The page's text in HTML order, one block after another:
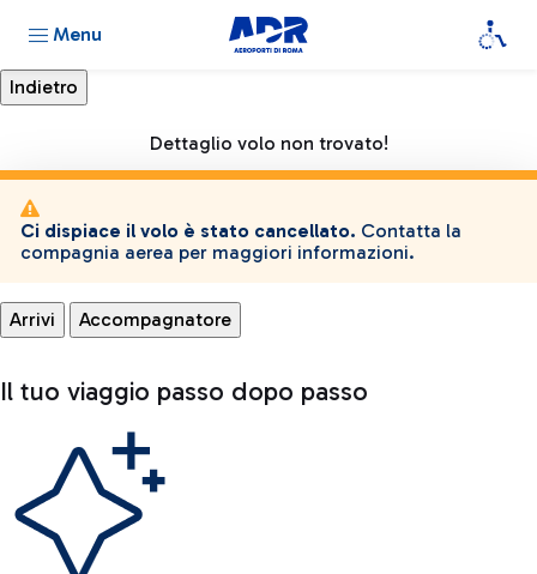
Menu
Dettaglio volo non trovato!
Ci dispiace il volo è stato cancellato. Contatta la
compagnia aerea per maggiori informazioni.
Arrivi Accompagnatore
Il tuo viaggio passo dopo passo